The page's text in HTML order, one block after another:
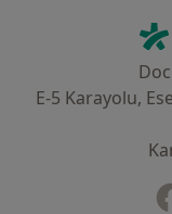
E-5 Karayolu,